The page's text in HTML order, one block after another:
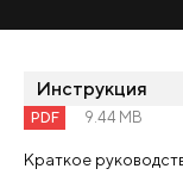
Инструкция
PDF 9.44 MB
Краткое